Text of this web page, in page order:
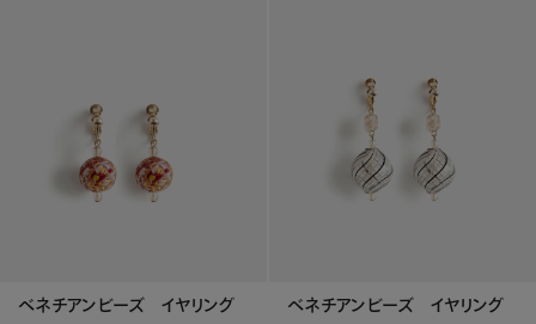
ベネチアンビーズ イヤリング
ベネチアンビーズ イヤリング